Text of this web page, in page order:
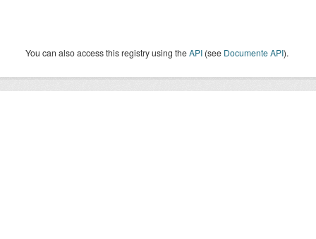
You can also access this registry using theAPI (see Documente API).